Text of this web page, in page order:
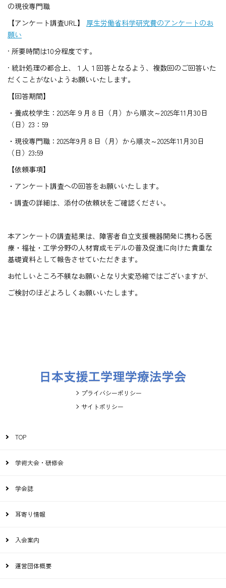
の現役専門職
【アンケート調査URL】 厚生労働省科学研究費のアンケートのお
願い
· 所要時間は10分程度です。
· 統計処理の都合上、１人１回答となるよう、複数回のご回答いた
だくことがないようお願いいたします。
【回答期間】
・養成校学生：2025年９月８日（月）から順次～2025年11月30日
（日）23：59
・現役専門職：2025年9月８日（月）から順次～2025年11月30日
（日）23:59
【依頼事項】
・アンケート調査への回答をお願いいたします。
・調査の詳細は、添付の依頼状をご確認ください。
本アンケートの調査結果は、障害者自立支援機器開発に携わる医
療・福祉・工学分野の人材育成モデルの普及促進に向けた貴重な
基礎資料として報告させていただきます。
お忙しいところ不躾なお願いとなり大変恐縮ではございますが、
ご検討のほどよろしくお願いいたします。
プライバシーポリシー
サイトポリシー
TOP
学術大会・研修会
学会誌
耳寄り情報
入会案内
運営団体概要